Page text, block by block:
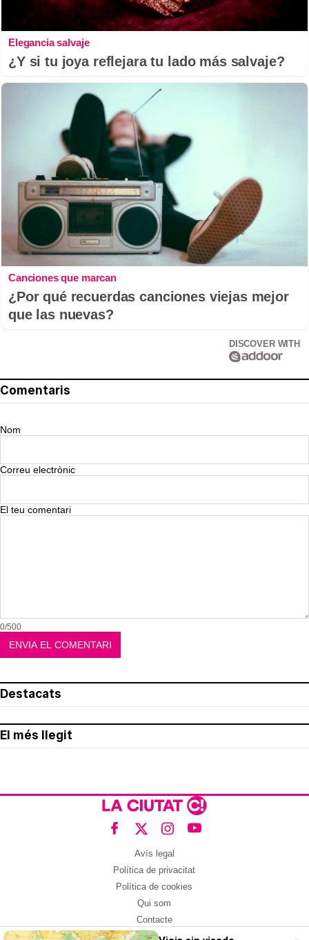
Elegancia salvaje
¿Y si tu joya reflejara tu lado más salvaje?
Canciones que marcan
¿Por qué recuerdas canciones viejas mejor
que las nuevas?
DISCOVER WITH
Comentaris
Nom
Correu electrònic
El teu comentari
0/500
Destacats
El més llegit
Avís legal
Política de privacitat
Política de cookies
Qui som
Contacte
Xarxes socials